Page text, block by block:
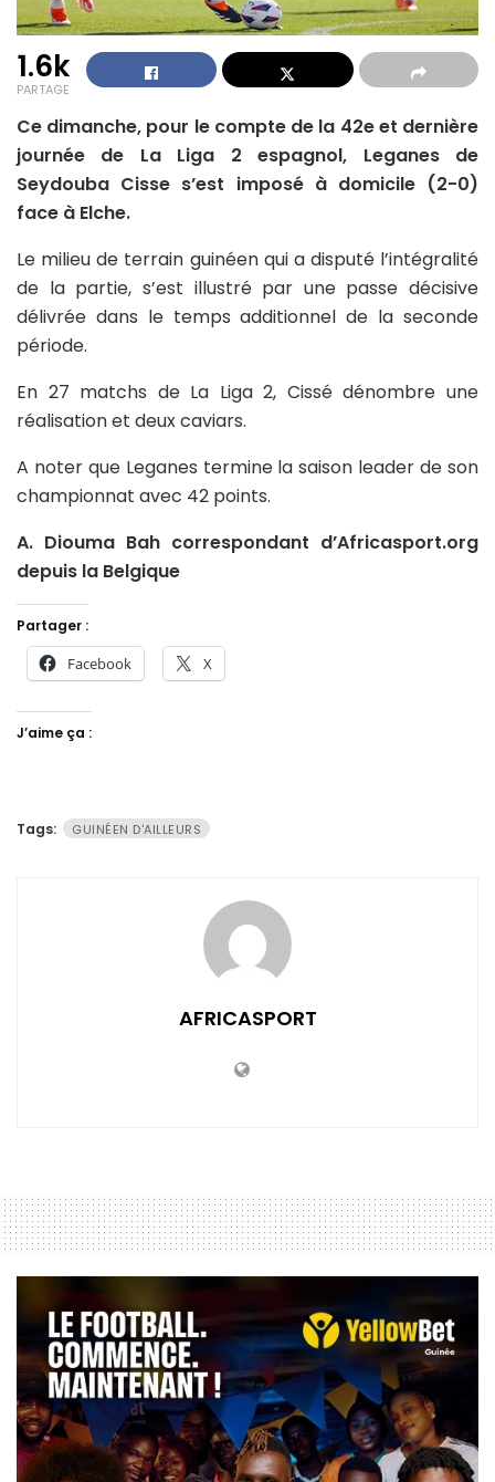
1.6k
PARTAGE
Ce dimanche, pour le compte de la 42e et dernière
journée de La Liga 2 espagnol, Leganes de
Seydouba Cisse s’est imposé à domicile (2-0)
face à Elche.
Le milieu de terrain guinéen qui a disputé l’intégralité
de la partie, s’est illustré par une passe décisive
délivrée dans le temps additionnel de la seconde
période.
En 27 matchs de La Liga 2, Cissé dénombre une
réalisation et deux caviars.
A noter que Leganes termine la saison leader de son
championnat avec 42 points.
A. Diouma Bah correspondant d’Africasport.org
depuis la Belgique
Partager :
Facebook X
J’aime ça :
Tags: GUINÉEN D'AILLEURS
AFRICASPORT